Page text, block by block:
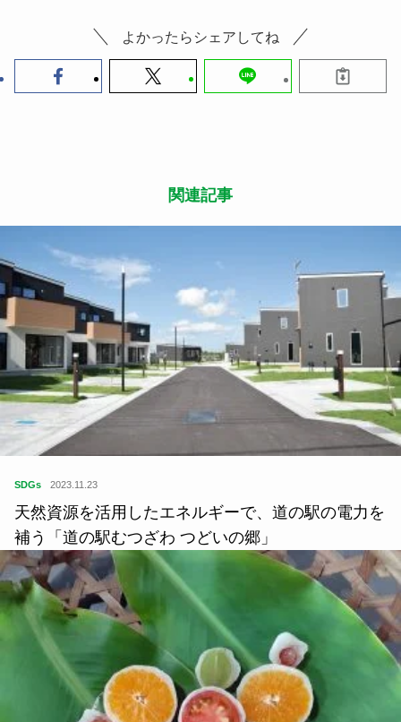
よかったらシェアしてね
関連記事
SDGs 2023.11.23
天然資源を活用したエネルギーで、道の駅の電力を
補う「道の駅むつざわ つどいの郷」